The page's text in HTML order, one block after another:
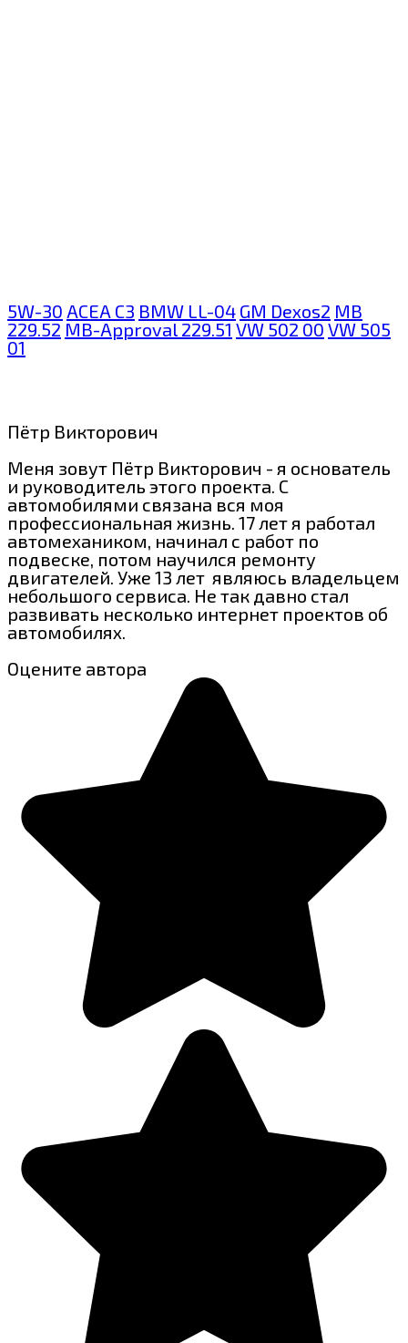
5W-30 ACEA C3 BMW LL-04 GM Dexos2 MB
229.52 MB-Approval 229.51 VW 502 00 VW 505
01
Пётр Викторович
Меня зовут Пётр Викторович - я основатель
и руководитель этого проекта. С
автомобилями связана вся моя
профессиональная жизнь. 17 лет я работал
автомехаником, начинал с работ по
подвеске, потом научился ремонту
двигателей. Уже 13 лет являюсь владельцем
небольшого сервиса. Не так давно стал
развивать несколько интернет проектов об
автомобилях.
Оцените автора